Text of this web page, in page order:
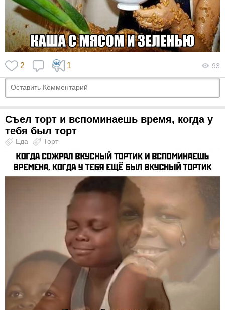
2 1 93
Съел торт и вспоминаешь время, когда у
тебя был торт
Еда Торт